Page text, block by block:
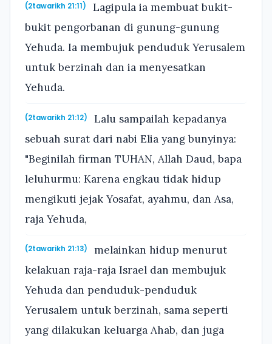
(2tawarikh 21:11)
Lagipula ia membuat bukit-
bukit pengorbanan di gunung-gunung
Yehuda. Ia membujuk penduduk Yerusalem
untuk berzinah dan ia menyesatkan
Yehuda.
(2tawarikh 21:12)
Lalu sampailah kepadanya
sebuah surat dari nabi Elia yang bunyinya:
"Beginilah firman TUHAN, Allah Daud, bapa
leluhurmu: Karena engkau tidak hidup
mengikuti jejak Yosafat, ayahmu, dan Asa,
raja Yehuda,
(2tawarikh 21:13)
melainkan hidup menurut
kelakuan raja-raja Israel dan membujuk
Yehuda dan penduduk-penduduk
Yerusalem untuk berzinah, sama seperti
yang dilakukan keluarga Ahab, dan juga